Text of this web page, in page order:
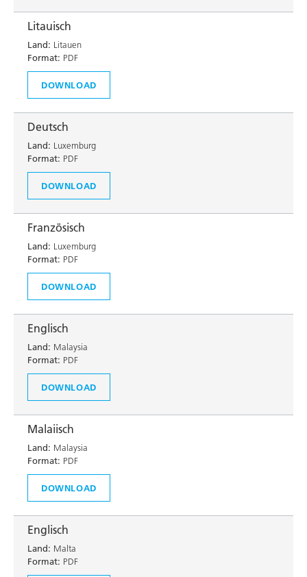
Litauisch
Land: Litauen
Format: PDF
DOWNLOAD
Deutsch
Land: Luxemburg
Format: PDF
DOWNLOAD
Französisch
Land: Luxemburg
Format: PDF
DOWNLOAD
Englisch
Land: Malaysia
Format: PDF
DOWNLOAD
Malaiisch
Land: Malaysia
Format: PDF
DOWNLOAD
Englisch
Land: Malta
Format: PDF